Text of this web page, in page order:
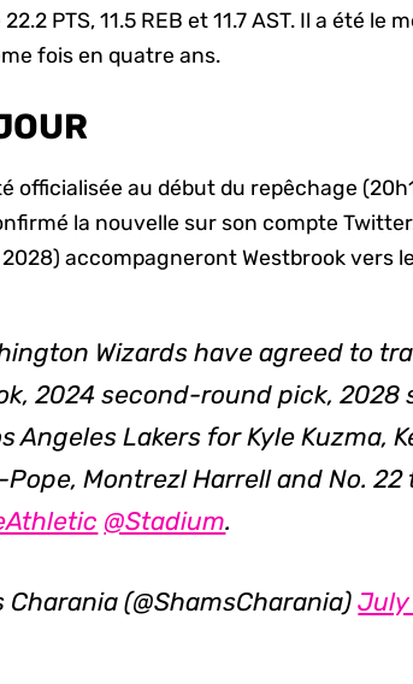
PTS, 11.5 REB et 11.7 AST. Il a été le
fois en quatre ans.
officialisée au début du repêchage
la nouvelle sur son compte
accompagneront Westbrook vers
Wizards have agreed to
2024 second-round pick,
Angeles Lakers for Kyle Kuzma,
Pope, Montrezl Harrell and No.
@Stadium.
Charania (@ShamsCharania)July